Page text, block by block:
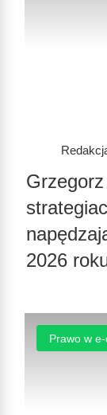
2026
Prawo w